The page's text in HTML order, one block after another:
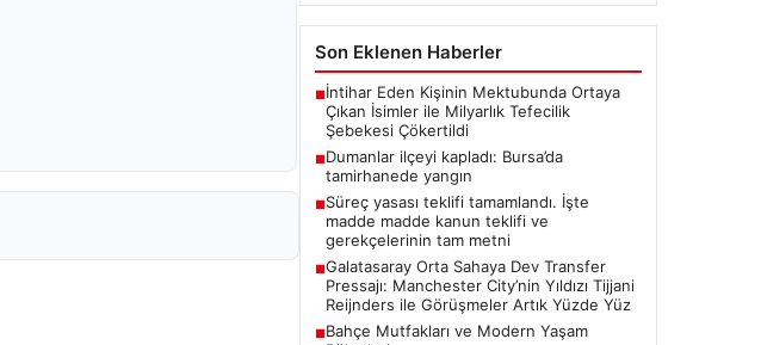
Son Eklenen Haberler
■İntihar Eden Kişinin Mektubunda Ortaya
Çıkan İsimler ile Milyarlık Tefecilik
Şebekesi Çökertildi
■Dumanlar ilçeyi kapladı: Bursa’da
tamirhanede yangın
■Süreç yasası teklifi tamamlandı. İşte
madde madde kanun teklifi ve
gerekçelerinin tam metni
■Galatasaray Orta Sahaya Dev Transfer
Pressajı: Manchester City’nin Yıldızı Tijjani
Reijnders ile Görüşmeler Artık Yüzde Yüz
■Bahçe Mutfakları ve Modern Yaşam